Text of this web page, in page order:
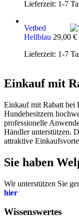
Lieferzeit: 1-7
Vetbed
Hellblau 29,00 €
Lieferzeit: 1-7
Einkauf mit
Einkauf mit Rabatt bei
Hundebesitzern
professionelle
Händler unterstützen.
attraktive
Sie haben
Wir unterstützen Sie
hier
Wissenswertes